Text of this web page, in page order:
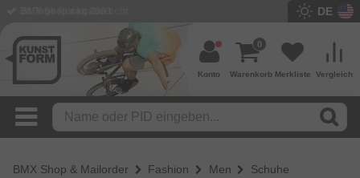
DE
Vergleich
Merkliste
Warenkorb
0
Konto
BMX Shop & Mailorder Fashion Men Schuhe